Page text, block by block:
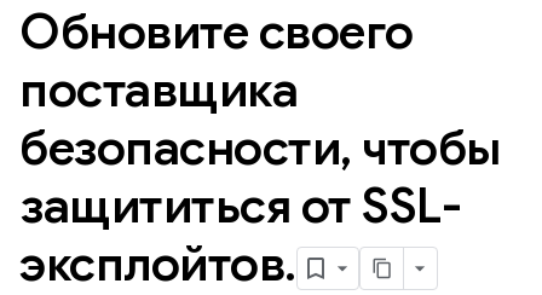
Обновите своего
поставщика
безопасности, чтобы
защититься от SSL-
эксплойтов.